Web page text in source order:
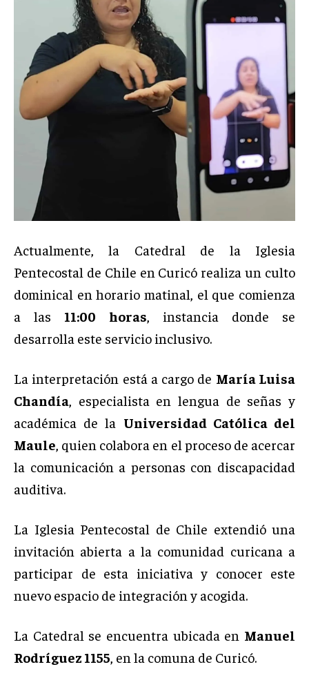
Actualmente, la Catedral de la Iglesia
Pentecostal de Chile en Curicó realiza un culto
dominical en horario matinal, el que comienza
a las 11:00 horas , instancia donde se
desarrolla este servicio inclusivo.
La interpretación está a cargo de María Luisa
Chandía , especialista en lengua de señas y
académica de la Universidad Católica del
Maule , quien colabora en el proceso de acercar
la comunicación a personas con discapacidad
auditiva.
La Iglesia Pentecostal de Chile extendió una
invitación abierta a la comunidad curicana a
participar de esta iniciativa y conocer este
nuevo espacio de integración y acogida.
La Catedral se encuentra ubicada en Manuel
Rodríguez 1155 , en la comuna de Curicó.